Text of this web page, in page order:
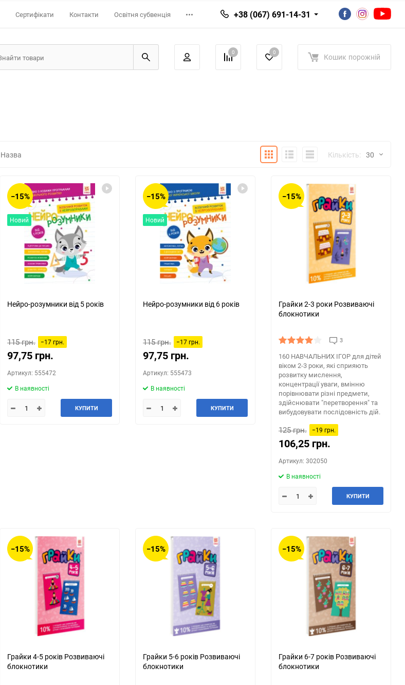
Сертифікати Контакти Освітня субвенція +38 (067) 691-14-31
0 0 Кошик порожній
Назва ПлиткаДетальноСписок Кількість: 30
30
60
90
150
−15%
Новий
Нейро-розумники від 5 років
115 грн. −17 грн.
97,75 грн.
Артикул: 555472
В наявності
КУПИТИ
−15%
Новий
Нейро-розумники від 6 років
115 грн. −17 грн.
97,75 грн.
Артикул: 555473
В наявності
КУПИТИ
−15%
Грайки 2-3 роки Розвиваючі
блокнотики
3
160 НАВЧАЛЬНИХ ІГOР для дітей
віком 2-3 роки, які сприяють
розвитку мислення,
концентрації уваги, вмінню
порівнювати різні предмети,
здійснювати "перетворення" та
вибудовувати послідовність дій.
125 грн. −19 грн.
106,25 грн.
Артикул: 302050
В наявності
КУПИТИ
−15%
Грайки 4-5 років Розвиваючі
блокнотики
−15%
Грайки 5-6 років Розвиваючі
блокнотики
−15%
Грайки 6-7 років Розвиваючі
блокнотики